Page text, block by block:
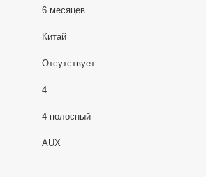
6 месяцев
Китай
Отсутствует
4
4 полосный
AUX